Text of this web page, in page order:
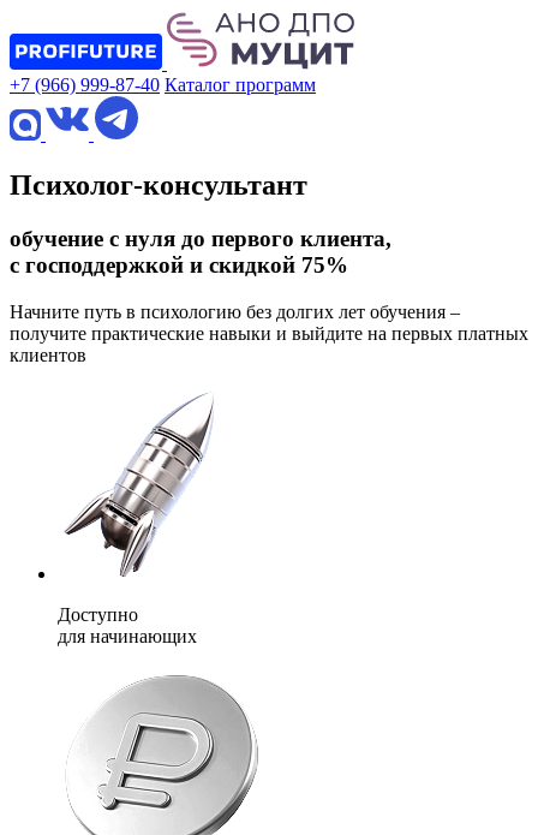
+7 (966) 999-87-40 Каталог программ
Психолог-консультант
обучение с нуля до первого клиента,
с господдержкой и скидкой 75%
Начните путь в психологию без долгих лет обучения –
получите практические навыки и выйдите на первых платных
клиентов
Доступно
для начинающих